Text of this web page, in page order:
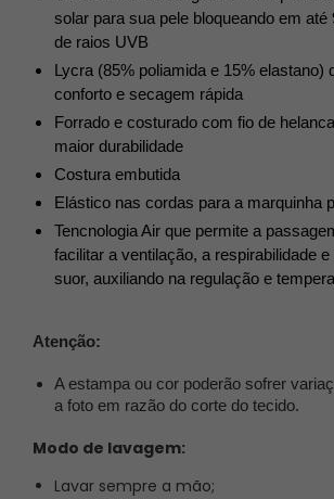
FRETE GRÁTIS
CUPOM: MAIS10
CASHBACK DE 15%
NA PROXIMA COMPRA
O Biquíni Malibu é a escolha perfeita para
possui bojo removível e alças fixas, você
segura e elegante ao mesmo tempo.
Além de ser ideal para a praia, o biquíni
Não perca a chance de ter um biquíni que